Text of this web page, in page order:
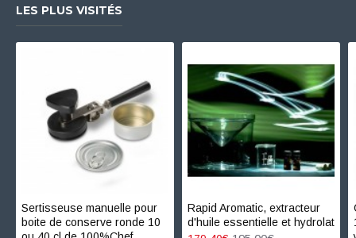
LES PLUS VISITÉS
Sertisseuse manuelle pour
boite de conserve ronde 10
Rapid Aromatic, extracteur
d'huile essentielle et hydrolat